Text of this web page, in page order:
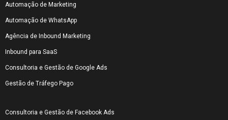
Automação de Marketing
Automação de WhatsApp
Agência de Inbound Marketing
Inbound para SaaS
Consultoria e Gestão de Google Ads
Gestão de Tráfego Pago
Consultoria e Gestão de Facebook Ads